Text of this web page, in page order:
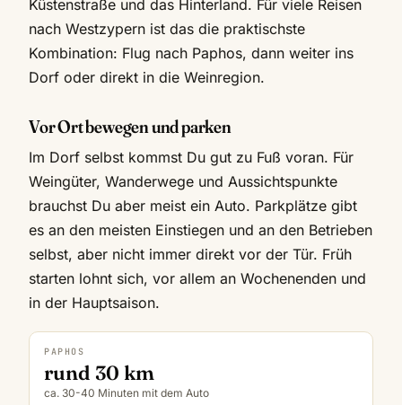
Küstenstraße und das Hinterland. Für viele Reisen
nach Westzypern ist das die praktischste
Kombination: Flug nach Paphos, dann weiter ins
Dorf oder direkt in die Weinregion.
Vor Ort bewegen und parken
Im Dorf selbst kommst Du gut zu Fuß voran. Für
Weingüter, Wanderwege und Aussichtspunkte
brauchst Du aber meist ein Auto. Parkplätze gibt
es an den meisten Einstiegen und an den Betrieben
selbst, aber nicht immer direkt vor der Tür. Früh
starten lohnt sich, vor allem an Wochenenden und
in der Hauptsaison.
PAPHOS
rund 30 km
ca. 30-40 Minuten mit dem Auto